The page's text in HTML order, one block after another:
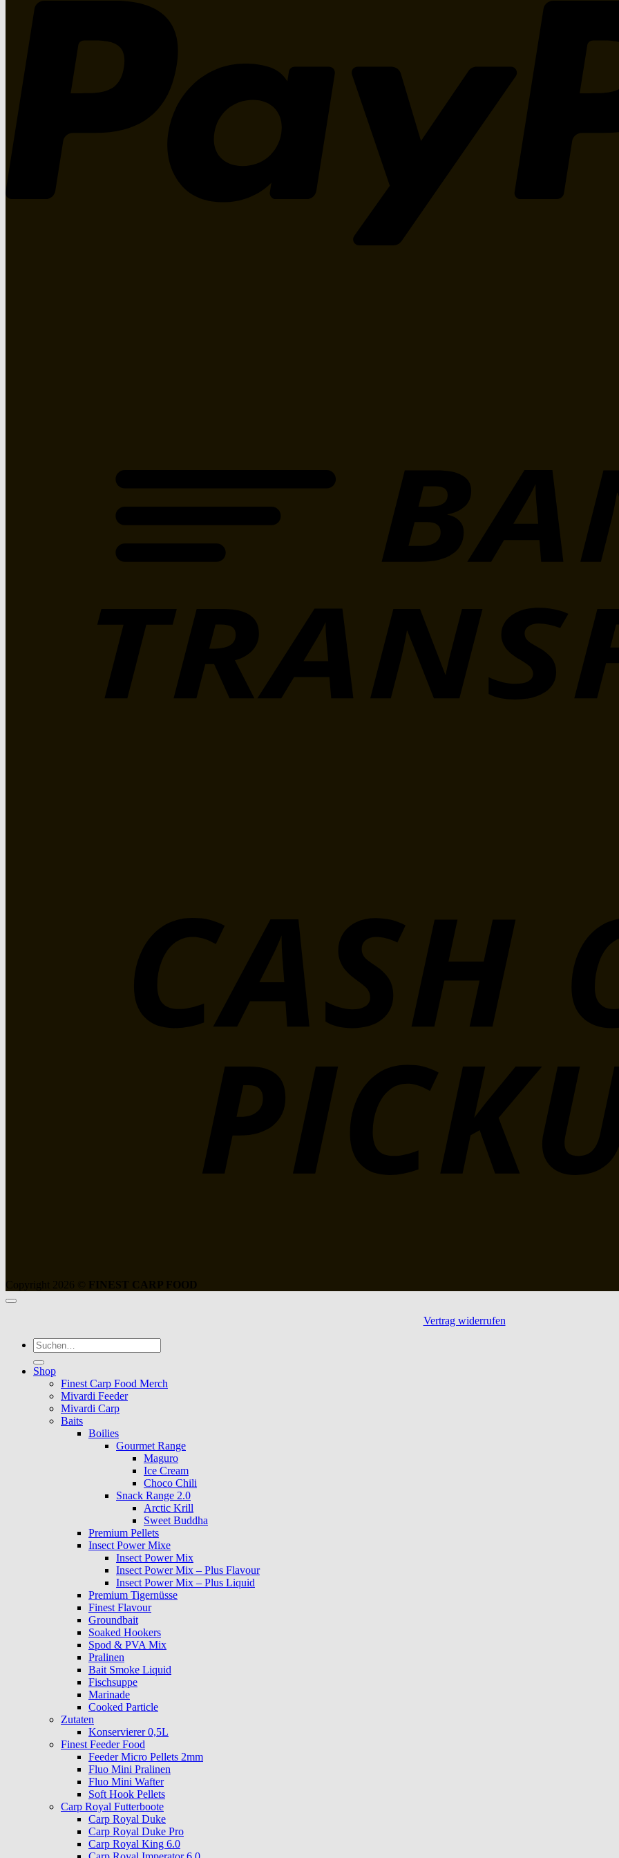
Copyright 2026 © FINEST CARP FOOD
Vertrag widerrufen
Suche
nach:
Shop
Finest Carp Food Merch
Mivardi Feeder
Mivardi Carp
Baits
Boilies
Gourmet Range
Maguro
Ice Cream
Choco Chili
Snack Range 2.0
Arctic Krill
Sweet Buddha
Premium Pellets
Insect Power Mixe
Insect Power Mix
Insect Power Mix – Plus Flavour
Insect Power Mix – Plus Liquid
Premium Tigernüsse
Finest Flavour
Groundbait
Soaked Hookers
Spod & PVA Mix
Pralinen
Bait Smoke Liquid
Fischsuppe
Marinade
Cooked Particle
Zutaten
Konservierer 0,5L
Finest Feeder Food
Feeder Micro Pellets 2mm
Fluo Mini Pralinen
Fluo Mini Wafter
Soft Hook Pellets
Carp Royal Futterboote
Carp Royal Duke
Carp Royal Duke Pro
Carp Royal King 6.0